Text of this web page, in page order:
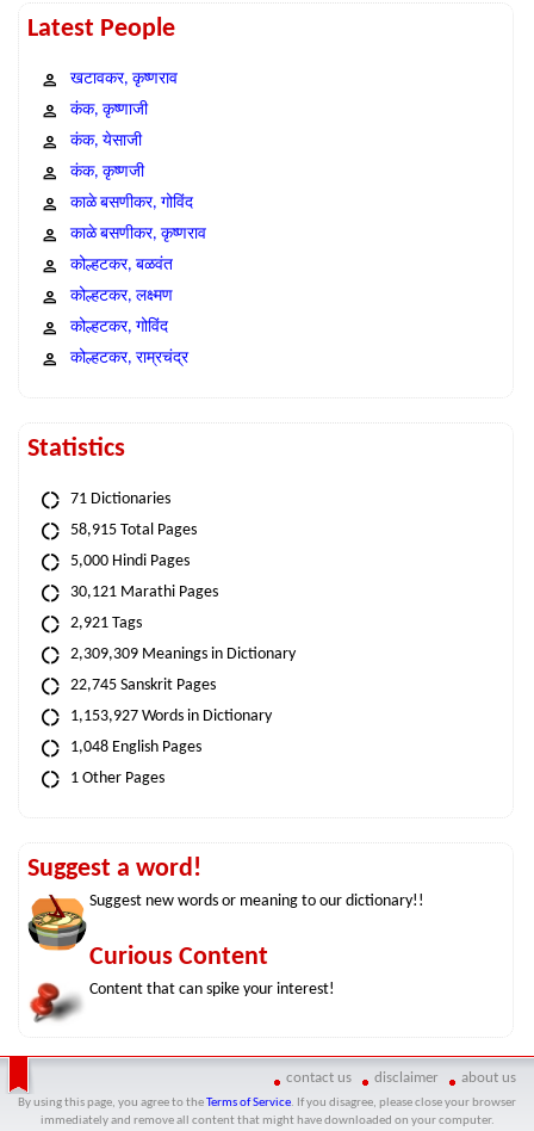
Latest People
खटावकर, कृष्णराव
कंक, कृष्णाजी
कंक, येसाजी
कंक, कृष्णजी
काळे बसणीकर, गोविंद
काळे बसणीकर, कृष्णराव
कोल्हटकर, बळवंत
कोल्हटकर, लक्ष्मण
कोल्हटकर, गोविंद
कोल्हटकर, राम्रचंद्र
Statistics
71 Dictionaries
58,915 Total Pages
5,000 Hindi Pages
30,121 Marathi Pages
2,921 Tags
2,309,309 Meanings in Dictionary
22,745 Sanskrit Pages
1,153,927 Words in Dictionary
1,048 English Pages
1 Other Pages
Suggest a word!
Suggest new words or meaning to our dictionary!!
Curious Content
Content that can spike your interest!
contact us disclaimer about us
By using this page, you agree to the Terms of Service. If you disagree, please close your browser
immediately and remove all content that might have downloaded on your computer.